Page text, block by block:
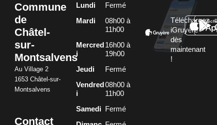
Commune
de
Châtel-
sur-
Montsalvens
Au Village 2
1653 Châtel-sur-
Montsalvens
Contact
Lundi
Fermé
Mardi
08h00 à
11h00
Mercred
i
16h00 à
19h00
Jeudi
Fermé
Vendred
i
08h00 à
11h00
Samedi Fermé
Téléchargez
iGruyère
dès
maintenant
!